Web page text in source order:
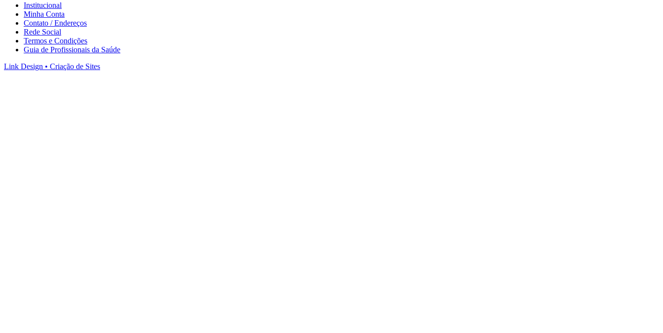
Institucional
Minha Conta
Contato / Endereços
Rede Social
Termos e Condições
Guia de Profissionais da Saúde
Link Design • Criação de Sites